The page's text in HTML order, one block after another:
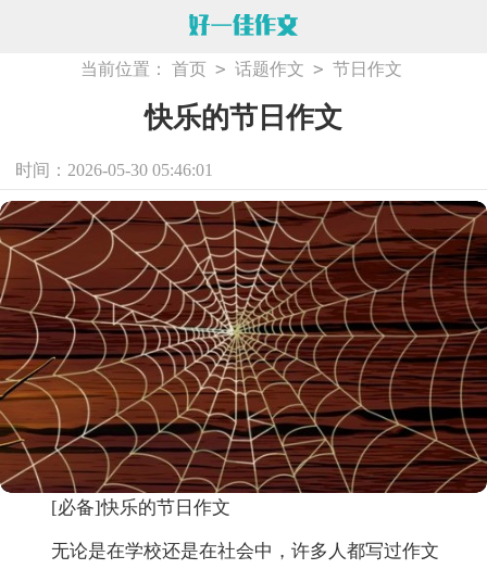
当前位置： 首页 > 话题作文 > 节日作文
快乐的节日作文
时间：2026-05-30 05:46:01
[必备]快乐的节日作文
无论是在学校还是在社会中，许多人都写过作文